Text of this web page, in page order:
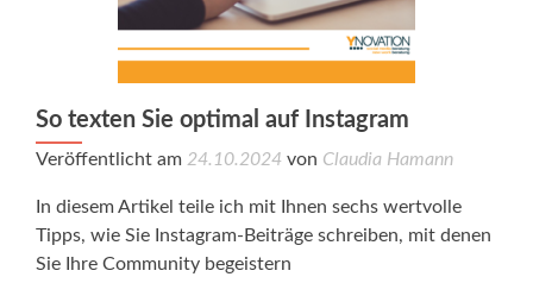
So texten Sie optimal auf Instagram
Veröffentlicht am 24.10.2024 von Claudia Hamann
In diesem Artikel teile ich mit Ihnen sechs wertvolle
Tipps, wie Sie Instagram-Beiträge schreiben, mit denen
Sie Ihre Community begeistern